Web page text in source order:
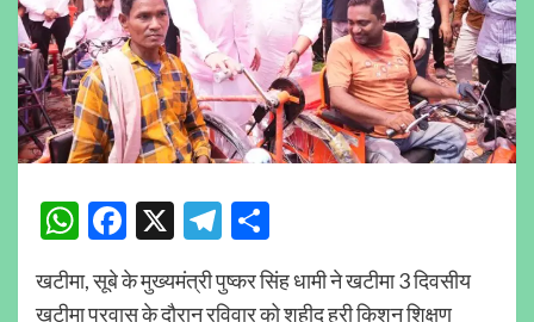
WhatsApp
Facebook
X Telegram
खटीमा, सूबे के मुख्यमंत्री पुष्कर सिंह धामी ने खटीमा 3 दिवसीय
खटीमा प्रवास के दौरान रविवार को शहीद हरी किशन शिक्षण